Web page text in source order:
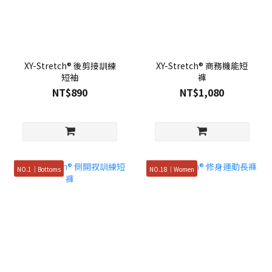
XY-Stretch® 後剪接訓練
短袖
NT$890
XY-Stretch® 商務機能短
褲
NT$1,080
NO.1｜Bottoms NO.18｜Women